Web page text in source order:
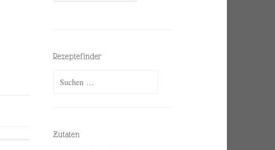
Rezeptefinder
Zutaten